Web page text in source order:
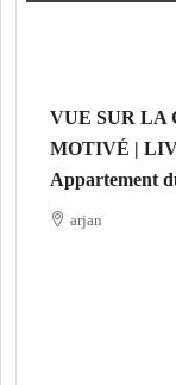
VUE SUR LA
MOTIVÉ |
Appartement
arjan